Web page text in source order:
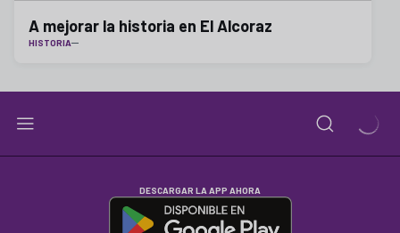
A mejorar la historia en El Alcoraz
HISTORIA
DESCARGAR LA APP AHORA